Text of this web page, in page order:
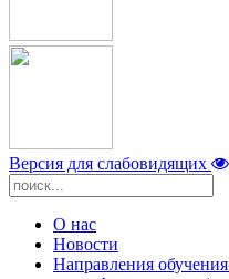
Версия для слабовидящих
О нас
Новости
Направления